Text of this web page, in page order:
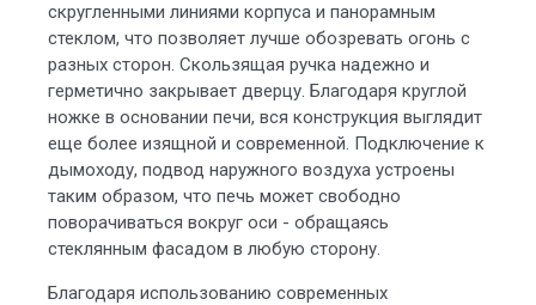
скругленными линиями корпуса и панорамным
стеклом, что позволяет лучше обозревать огонь с
разных сторон. Скользящая ручка надежно и
герметично закрывает дверцу. Благодаря круглой
ножке в основании печи, вся конструкция выглядит
еще более изящной и современной. Подключение к
дымоходу, подвод наружного воздуха устроены
таким образом, что печь может свободно
поворачиваться вокруг оси - обращаясь
стеклянным фасадом в любую сторону.
Благодаря использованию современных